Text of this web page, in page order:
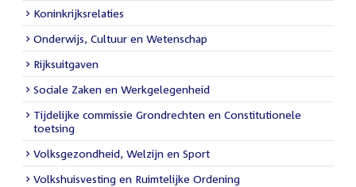
Koninkrijksrelaties
Onderwijs, Cultuur en Wetenschap
Rijksuitgaven
Sociale Zaken en Werkgelegenheid
Tijdelijke commissie Grondrechten en Constitutionele
toetsing
Volksgezondheid, Welzijn en Sport
Volkshuisvesting en Ruimtelijke Ordening